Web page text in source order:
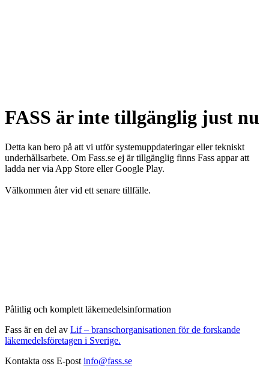
FASS är inte tillgänglig just nu
Detta kan bero på att vi utför systemuppdateringar eller tekniskt
underhållsarbete. Om Fass.se ej är tillgänglig finns Fass appar att
ladda ner via App Store eller Google Play.
Välkommen åter vid ett senare tillfälle.
Pålitlig och komplett läkemedelsinformation
Fass är en del av Lif – branschorganisationen för de forskande
läkemedelsföretagen i Sverige.
Kontakta oss E-post info@fass.se